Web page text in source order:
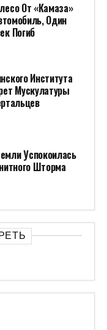
От «Камаза»
Один
Погиб
Института
Мускулатуры
Успокоилась
Шторма